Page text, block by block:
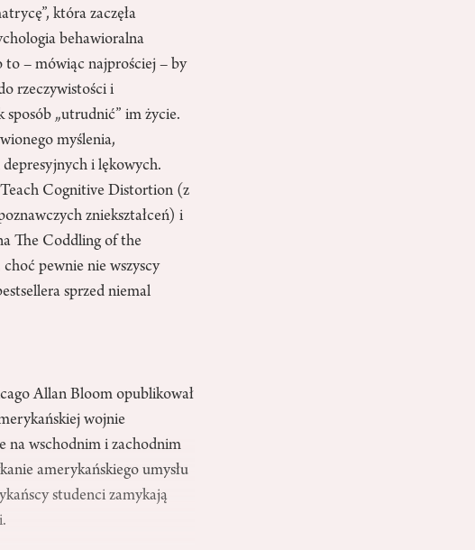
która zaczęła
behawioralna
to – mówiąc najprościej – by
rzeczywistości i
„utrudnić” im życie.
myślenia,
i lękowych.
Cognitive Distortion (z
zniekształceń) i
The Coddling of the
pewnie nie wszyscy
sprzed niemal
Allan Bloom opublikował
wojnie
na wschodnim i zachodnim
amerykańskiego umysłu
studenci zamykają